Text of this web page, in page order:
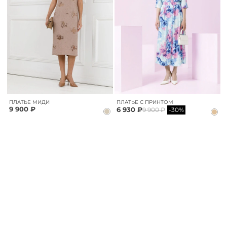
ПЛАТЬЕ МИДИ
9 900 ₽
ПЛАТЬЕ С ПРИНТОМ
6 930 ₽9 900 ₽ -30%